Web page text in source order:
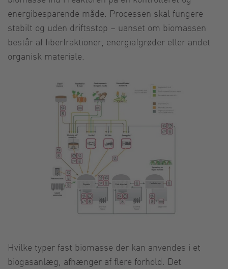
energibesparende måde. Processen skal fungere
stabilt og uden driftsstop – uanset om biomassen
består af fiberfraktioner, energiafgrøder eller andet
organisk materiale.
Hvilke typer fast biomasse der kan anvendes i et
biogasanlæg, afhænger af flere forhold. Det